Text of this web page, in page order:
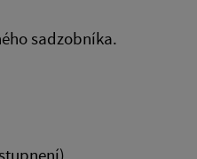
sadzobníka.